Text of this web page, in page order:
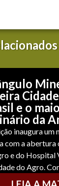
e o
da
inaugura um
com a abertura
e do Hospital
do Agro.